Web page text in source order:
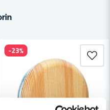
-23%